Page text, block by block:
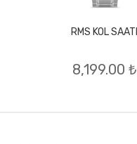
RMS KOL SAATI
8,199.00 ₺